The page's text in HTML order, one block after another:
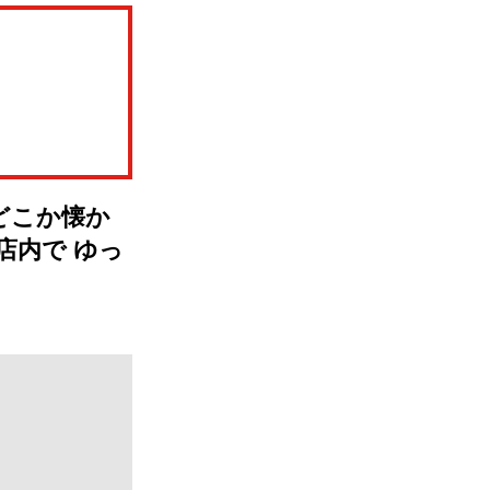
こか懐か
内で ゆっ